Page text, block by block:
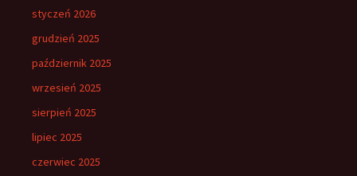
styczeń 2026
grudzień 2025
październik 2025
wrzesień 2025
sierpień 2025
lipiec 2025
czerwiec 2025